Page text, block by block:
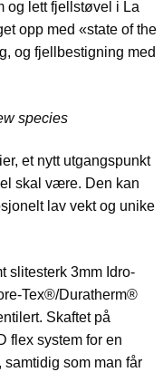
og lett fjellstøvel i La
opp med «state of the
og fjellbestigning med
species
et nytt utgangspunkt
skal være. Den kan
lav vekt og unike
slitesterk 3mm Idro-
Tex®/Duratherm®
Skaftet på
flex system for en
som man får